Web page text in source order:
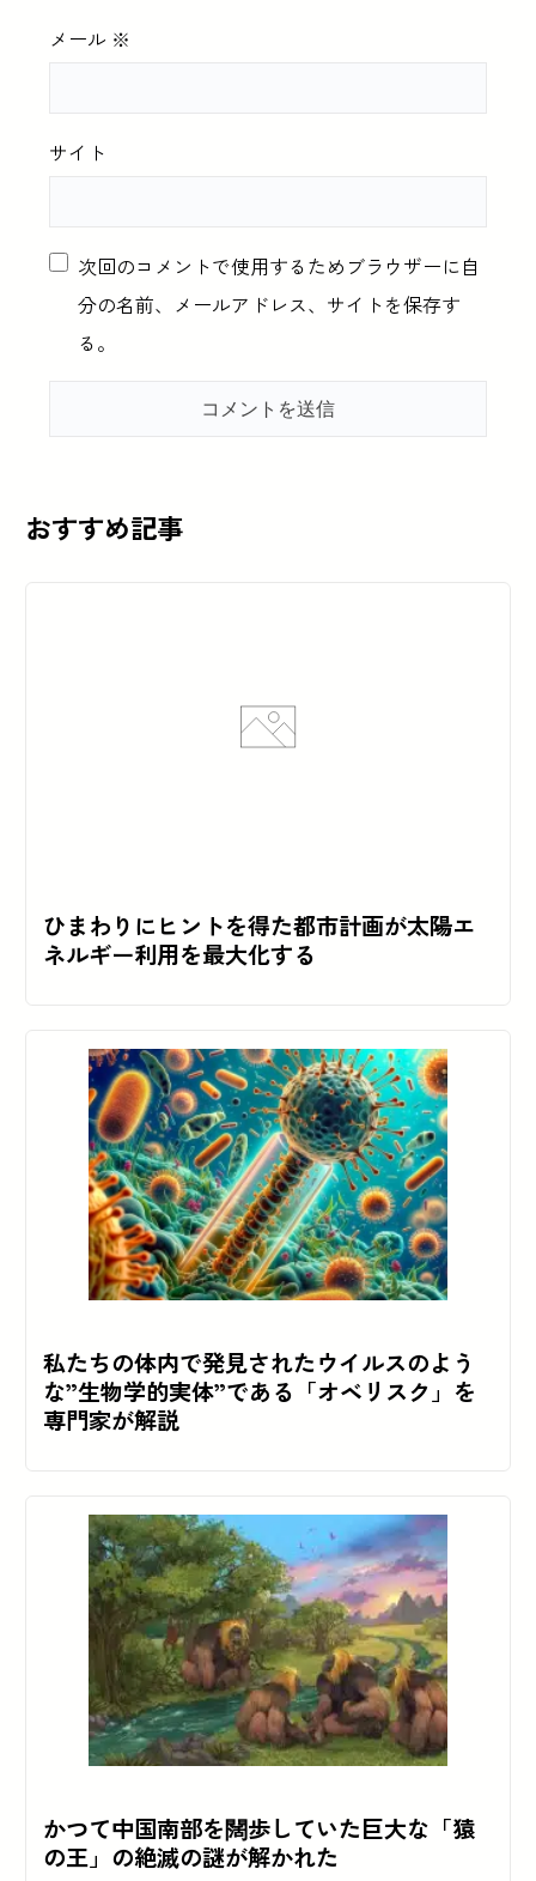
メール ※
サイト
次回のコメントで使用するためブラウザーに自
分の名前、メールアドレス、サイトを保存す
る。
おすすめ記事
ひまわりにヒントを得た都市計画が太陽エ
ネルギー利用を最大化する
私たちの体内で発見されたウイルスのよう
な”生物学的実体”である「オベリスク」を
専門家が解説
かつて中国南部を闊歩していた巨大な「猿
の王」の絶滅の謎が解かれた